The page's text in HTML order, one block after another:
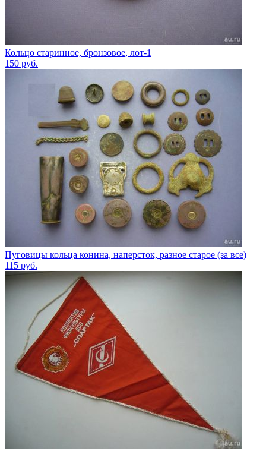
Кольцо старинное, бронзовое, лот-1
150 руб.
Пуговицы кольца конина, наперсток, разное старое (за все)
115 руб.